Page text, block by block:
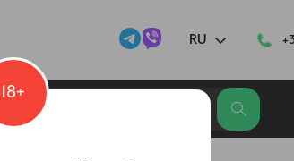
RU
18+